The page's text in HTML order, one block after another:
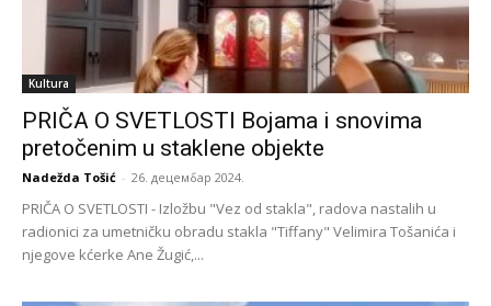
Kultura
PRIČA O SVETLOSTI Bojama i snovima
pretočenim u staklene objekte
Nadežda Tošić - 26. децембар 2024.
PRIČA O SVETLOSTI - Izložbu "Vez od stakla", radova nastalih u
radionici za umetničku obradu stakla "Tiffany" Velimira Tošanića i
njegove kćerke Ane Žugić,...